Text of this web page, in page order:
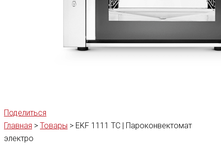
Поделиться
Главная > Товары > EKF 1111 TC | Пароконвектомат
электро